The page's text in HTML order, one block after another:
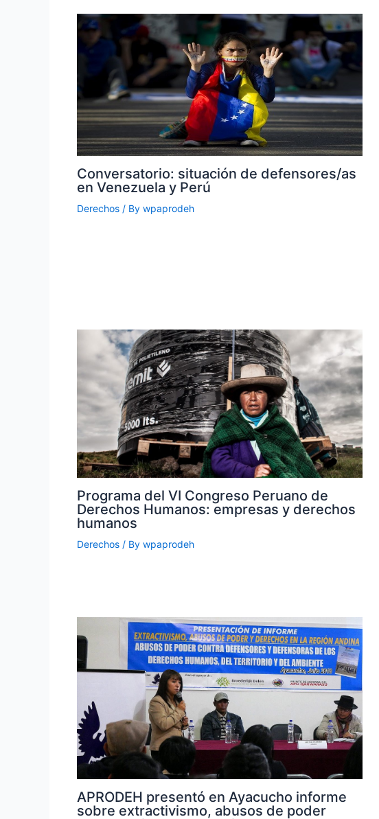
Conversatorio: situación de defensores/as
en Venezuela y Perú
Derechos / By wpaprodeh
Programa del VI Congreso Peruano de
Derechos Humanos: empresas y derechos
humanos
Derechos / By wpaprodeh
APRODEH presentó en Ayacucho informe
sobre extractivismo, abusos de poder